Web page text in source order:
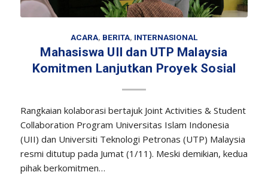
ACARA, BERITA, INTERNASIONAL
Mahasiswa UII dan UTP Malaysia
Komitmen Lanjutkan Proyek Sosial
Rangkaian kolaborasi bertajuk Joint Activities & Student
Collaboration Program Universitas Islam Indonesia
(UII) dan Universiti Teknologi Petronas (UTP) Malaysia
resmi ditutup pada Jumat (1/11). Meski demikian, kedua
pihak berkomitmen…